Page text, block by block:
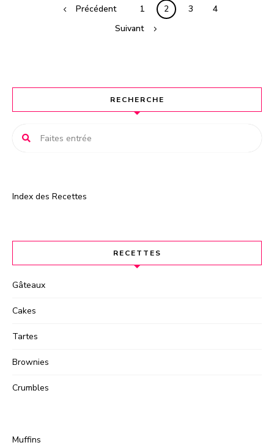
Précédent 1 2 3
4
Suivant
RECHERCHE
Index des Recettes
RECETTES
Gâteaux
Cakes
Tartes
Brownies
Crumbles
Muffins